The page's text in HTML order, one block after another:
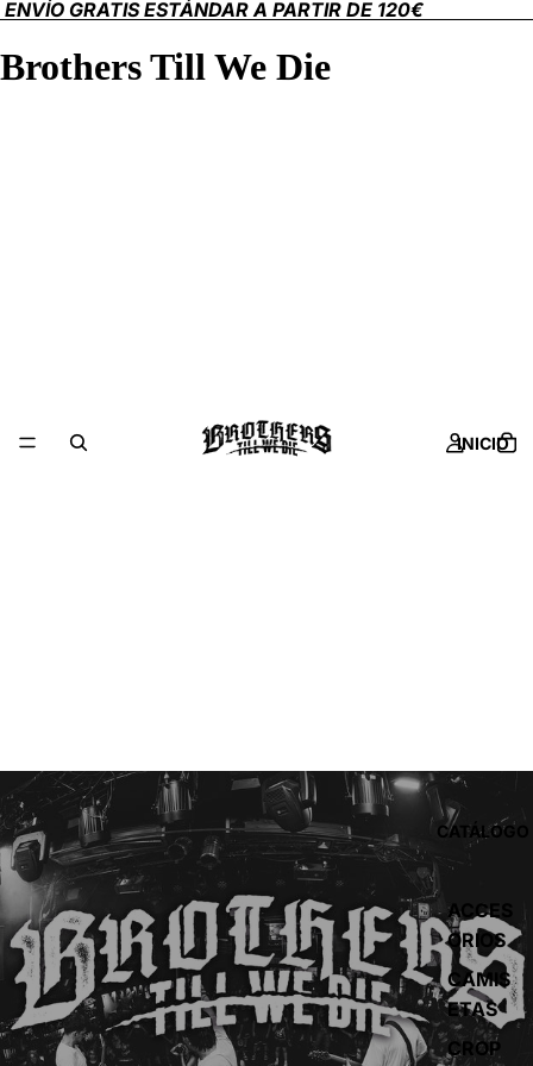
ENVÍO GRATIS ESTÁNDAR A PARTIR DE 120€
Brothers Till We Die
INICIO
CATÁLOGO
ACCES
ORIOS
CAMIS
ETAS
CROP